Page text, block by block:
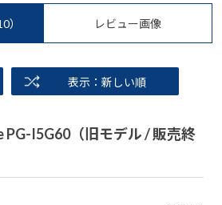
） レビュー画像
表示：新しい順
I5G60（旧モデル / 販売終